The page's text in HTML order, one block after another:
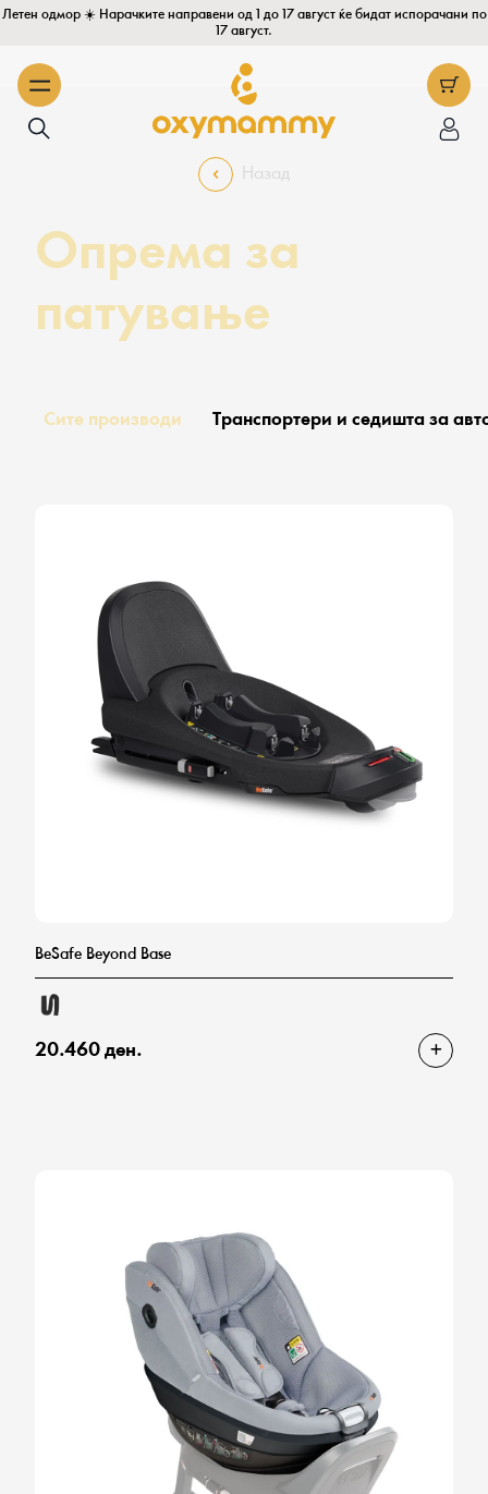
Летен одмор ☀️ Нарачките направени од 1 до 17 август ќе бидат испорачани по
17 август.
Назад
Опрема за
патување
Сите производи Транспортери и седишта за
BeSafe Beyond Base
20.460 ден.